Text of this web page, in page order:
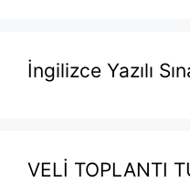
İngilizce Yazılı
VELİ TOPLANTI